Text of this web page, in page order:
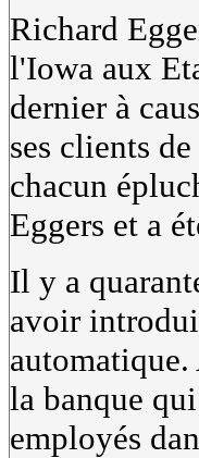
Richard
l'Iowa aux
dernier à
ses clients
chacun
Eggers et a
Il y a
avoir
la banque
employés